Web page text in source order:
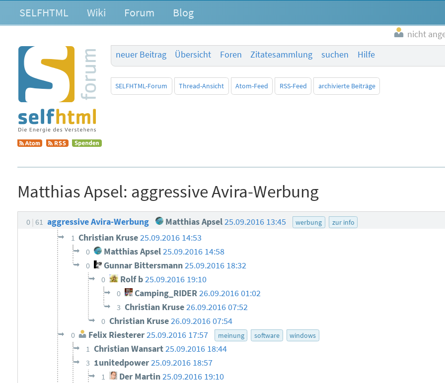
SELFHTML Wiki Forum Blog
nicht
neuer Beitrag
Übersicht Foren Zitatesammlung suchen Hilfe
SELFHTML-Forum Thread-Ansicht Atom-Feed RSS-Feed archivierte Beiträge
Matthias Apsel: aggressive Avira-Werbung
0 61 aggressive Avira-Werbung Matthias Apsel25.09.2016 13:45 werbung zur info
1 Christian Kruse25.09.2016 14:53
0 Matthias Apsel25.09.2016 14:58
0 Gunnar Bittersmann25.09.2016 18:32
0 Rolf b25.09.2016 19:10
0 Camping_RIDER26.09.2016 01:02
3 Christian Kruse26.09.2016 07:52
0 Christian Kruse26.09.2016 07:54
0 Felix Riesterer25.09.2016 17:57 meinung software windows
1 Christian Wansart25.09.2016 18:44
3 1unitedpower25.09.2016 18:57
1 Der Martin25.09.2016 19:10